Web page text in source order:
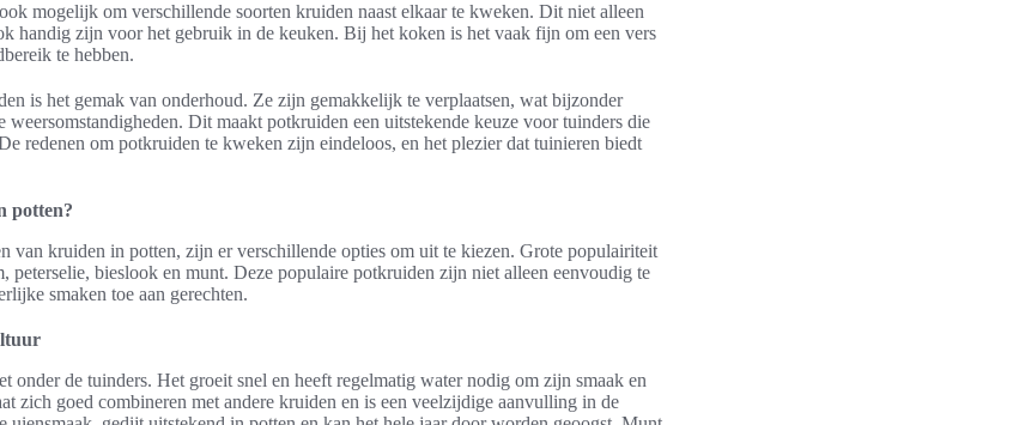
mogelijk om verschillende soorten kruiden naast elkaar te kweken. Dit niet alleen
handig zijn voor het gebruik in de keuken. Bij het koken is het vaak fijn om een vers
te hebben.
is het gemak van onderhoud. Ze zijn gemakkelijk te verplaatsen, wat bijzonder
Dit maakt potkruiden een uitstekende keuze voor tuinders die
redenen om potkruiden te kweken zijn eindeloos, en het plezier dat tuinieren biedt
potten?
van kruiden in potten, zijn er verschillende opties om uit te kiezen. Grote populairiteit
peterselie, bieslook en munt. Deze populaire potkruiden zijn niet alleen eenvoudig te
smaken toe aan gerechten.
onder de tuinders. Het groeit snel en heeft regelmatig water nodig om zijn smaak en
zich goed combineren met andere kruiden en is een veelzijdige aanvulling in de